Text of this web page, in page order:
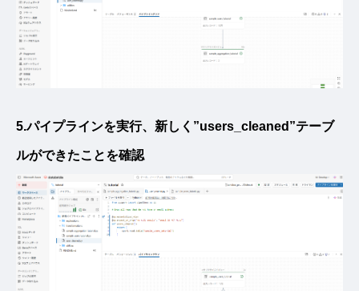
5.パイプラインを実行、新しく”users_cleaned”テーブ
ルができたことを確認